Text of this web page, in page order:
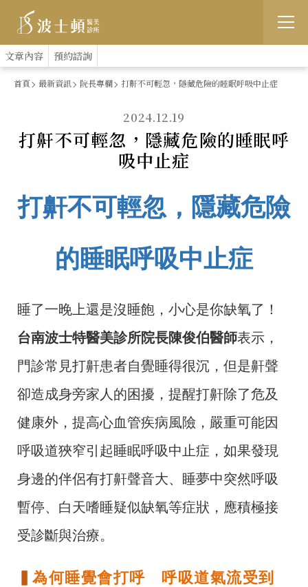
跳
:::
文章內容 預約諮詢
首頁 最新資訊 院長專欄 打鼾不可輕忽，隱藏危險的睡眠呼吸中止症
2024.12.19
打鼾不可輕忽，隱藏危險的睡眠呼
吸中止症
打鼾不可輕忽，隱藏危險
的睡眠呼吸中止症
睡了一晚上還是沒睡飽，小心是你缺氧了！
台南波士特醫美診所院長陳俊伯醫師表示，
門診常見打鼾患者自覺睡得很沉，但是鼾聲
卻造成身旁家人的困擾，提醒打鼾除了危及
健康外，提高心血管疾病風險，嚴重可能因
呼吸道狹窄引起睡眠呼吸中止症，如果發現
身邊的伴侶有打鼾聲音大、睡夢中突然呼吸
暫停、白天嗜睡疑似缺氧等症狀，應積極接
受診斷與治療。
為何睡覺會打呼 呼吸道氣流受到